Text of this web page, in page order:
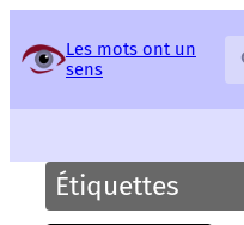
Les mots ont un
sens
Étiquettes
Panneau de gestion des